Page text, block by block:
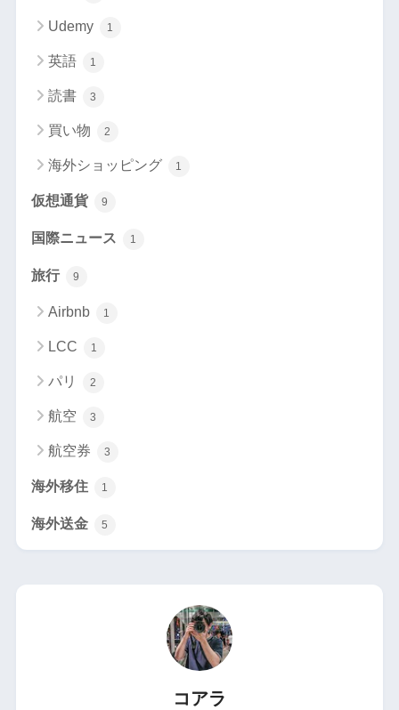
Udemy 1
英語 1
読書 3
買い物 2
海外ショッピング 1
仮想通貨 9
国際ニュース 1
旅行 9
Airbnb 1
LCC 1
パリ 2
航空 3
航空券 3
海外移住 1
海外送金 5
コアラ